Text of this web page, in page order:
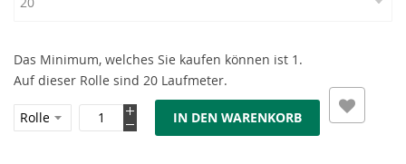
Das Minimum, welches Sie kaufen können ist 1.
Auf dieser Rolle sind 20 Laufmeter.
IN DEN WARENKORB